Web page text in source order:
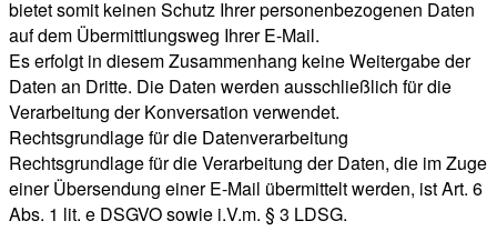
bietet somit keinen Schutz Ihrer personenbezogenen Daten
auf dem Übermittlungsweg Ihrer E-Mail.
Es erfolgt in diesem Zusammenhang keine Weitergabe der
Daten an Dritte. Die Daten werden ausschließlich für die
Verarbeitung der Konversation verwendet.
Rechtsgrundlage für die Datenverarbeitung
Rechtsgrundlage für die Verarbeitung der Daten, die im Zuge
einer Übersendung einer E-Mail übermittelt werden, ist Art. 6
Abs. 1 lit. e DSGVO sowie i.V.m. § 3 LDSG.